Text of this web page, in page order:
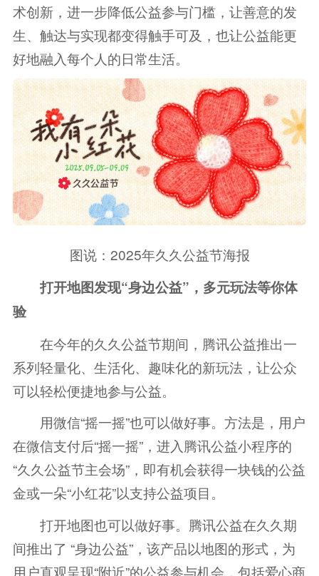
术创新，进一步降低公益参与门槛，让善意的发
生、触达与实现都变得触手可及，也让公益能更
好地融入每个人的日常生活。
图说：2025年久久公益节海报
打开地图发现“身边公益”，多元玩法等你体
验
在今年的久久公益节期间，腾讯公益推出一
系列轻量化、生活化、趣味化的新玩法，让公众
可以轻松便捷地参与公益。
用微信“摇一摇”也可以做好事。方法是，用户
在微信支付后“摇一摇”，进入腾讯公益小程序的
“久久公益节主会场”，即有机会获得一块钱的公益
金或一朵“小红花”以支持公益项目。
打开地图也可以做好事。腾讯公益在久久期
间推出了 “身边公益”，该产品以地图的形式，为
用户直观呈现“附近”的公益参与机会，包括爱心商